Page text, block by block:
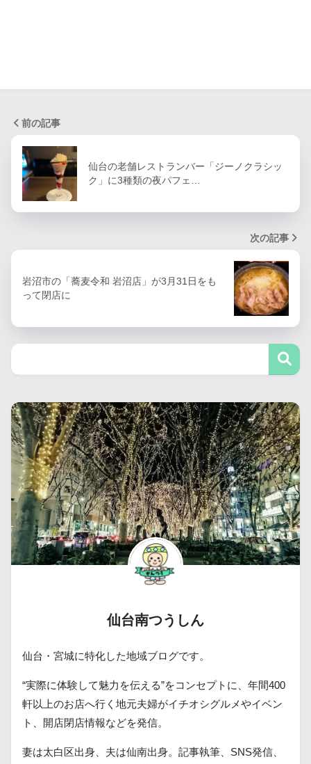
前の記事
仙台の老舗レストランバー「ジーノクラシッ
ク」に3種類の夜パフェ…
次の記事
岩沼市の「蕎麦令和 岩沼店」が3月31日をも
って閉店に
仙台南つうしん
仙台・宮城に特化した地域ブログです。
“実際に体験して魅力を伝える”をコンセプトに、年間400
軒以上のお店へ行く地元夫婦がイチオシグルメやイベン
ト、開店閉店情報などを発信。
妻は太白区出身、夫は仙南出身。記事執筆、SNS発信、